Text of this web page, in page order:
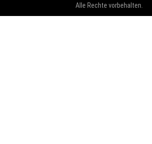
Alle Rechte vorbehalten.